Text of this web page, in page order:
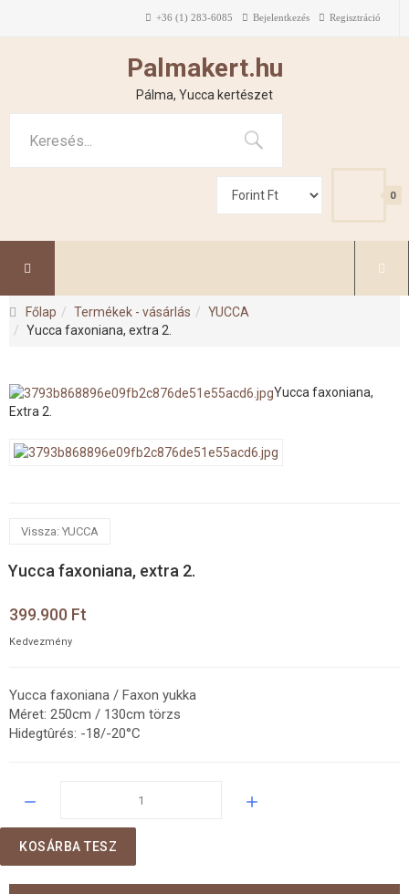
+36 (1) 283-6085 Bejelentkezés Regisztráció
Palmakert.hu
Pálma, Yucca kertészet
0
Főlap Termékek - vásárlás
YUCCA
Yucca faxoniana, extra 2.
Yucca faxoniana,
Extra 2.
Vissza: YUCCA
Yucca faxoniana, extra 2.
399.900 Ft
Kedvezmény
Yucca faxoniana / Faxon yukka
Méret: 250cm / 130cm törzs
Hidegtûrés: -18/-20°C
KOSÁRBA TESZ